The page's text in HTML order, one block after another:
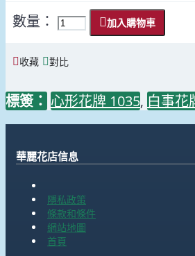
數量： 加入購物車
收藏 對比
標簽： 心形花牌 1035, 白事花
華麗花店信息
隱私政策
條款和條件
網站地圖
首頁